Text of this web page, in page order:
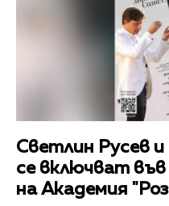
Светлин Русев
се включват
на Академия